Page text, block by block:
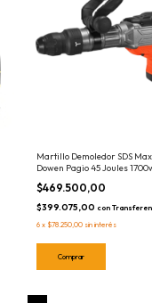
Martillo Demoledor SDS Max
Dowen Pagio 45 Joules
Variable
$469.500,00
$399.075,00 con
6 x $78.250,00 sin interés